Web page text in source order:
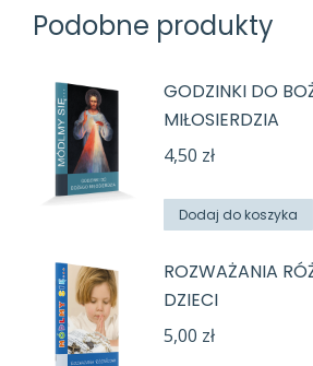
Podobne produkty
GODZINKI DO
MIŁOSIERDZIA
4,50 zł
Dodaj do koszyka
ROZWAŻANIA
DZIECI
5,00 zł